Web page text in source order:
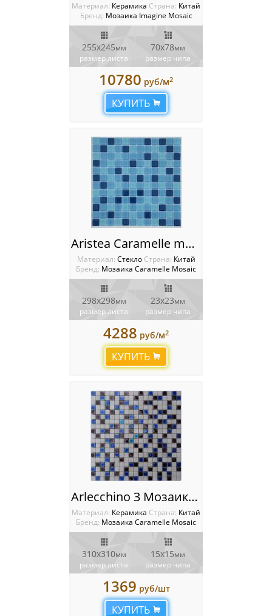
Материал: Керамика Cтрана: Китай
Бренд: Мозаика Imagine Mosaic
255x245мм
размер листа
70x78мм
размер чипа
10780 руб/м2
КУПИТЬ
Aristea Caramelle mosaic
Материал: Стекло Cтрана: Китай
Бренд: Мозаика Caramelle Mosaic
298х298мм
размер листа
23х23мм
размер чипа
4288 руб/м2
КУПИТЬ
Arlecchino 3 Мозаика Caramelle mosaic
Материал: Керамика Cтрана: Китай
Бренд: Мозаика Caramelle Mosaic
310х310мм
размер листа
15x15мм
размер чипа
1369 руб/шт
КУПИТЬ